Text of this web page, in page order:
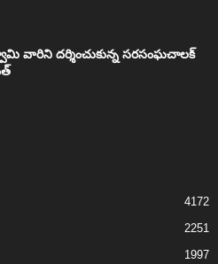
వారిని దర్శించుకున్న సరసంఘచాలక్
4172
2251
1997